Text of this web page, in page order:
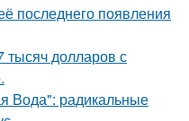
последнего появления
тысяч долларов с
Вода": радикальные